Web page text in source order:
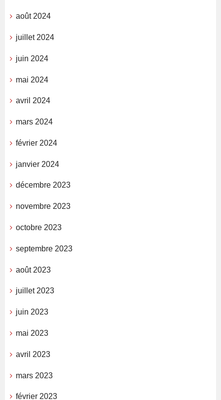
août 2024
juillet 2024
juin 2024
mai 2024
avril 2024
mars 2024
février 2024
janvier 2024
décembre 2023
novembre 2023
octobre 2023
septembre 2023
août 2023
juillet 2023
juin 2023
mai 2023
avril 2023
mars 2023
février 2023